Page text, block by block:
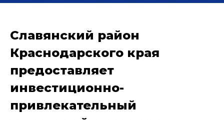
Славянский район
Краснодарского края
предоставляет
инвестиционно-
привлекательный